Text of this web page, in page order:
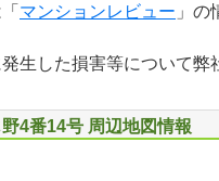
マンションレビュー 」
生した損害等について弊
4番14号 周辺地図情報